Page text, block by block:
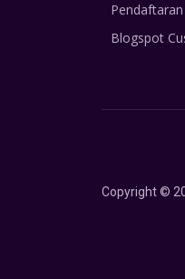
Blogspot
Copyright ©